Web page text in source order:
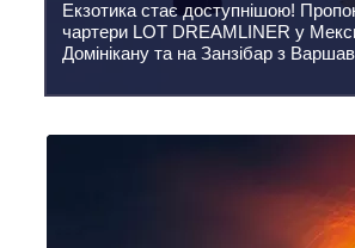
Екзотика стає доступнішою!
чартери LOT DREAMLINER у
Домінікану та на Занзібар з